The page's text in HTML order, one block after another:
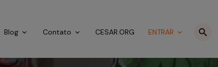
Blog Contato CESAR.ORG ENTRAR